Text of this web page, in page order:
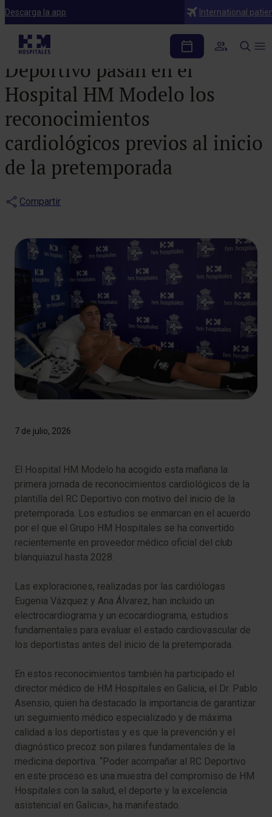
Descarga la app International
Noticias
Los jugadores del RC
Deportivo pasan en el
Hospital HM Modelo los
reconocimientos
cardiológicos previos al inicio
de la pretemporada
Compartir
7 de julio, 2026
El Hospital HM Modelo ha acogido esta mañana la
primera jornada de reconocimientos cardiológicos de la
plantilla del RC Deportivo con motivo del inicio de la
pretemporada. Los estudios se enmarcan en el acuerdo
por el que el Grupo HM Hospitales se ha convertido
recientemente en proveedor médico oficial del club
blanquiazul hasta 2028.
Las exploraciones, realizadas por las cardiólogas
Eugenia Vázquez y Ana Álvarez, han incluido un
electrocardiograma y un ecocardiograma, estudios
fundamentales para evaluar el estado cardiovascular de
los deportistas antes del inicio de la pretemporada.
En estos reconocimientos también ha participado el
director médico de HM Hospitales en Galicia, el Dr. Pablo
Asensio, quien ha destacado la importancia de garantizar
un seguimiento médico especializado y de máxima
calidad a los deportistas y es que la prevención y el
diagnóstico precoz son pilares fundamentales de la
medicina deportiva. “Poder acompañar al RC Deportivo
en este proceso es una muestra del compromiso de HM
Hospitales con la salud, el deporte y la excelencia
asistencial en Galicia», ha manifestado.